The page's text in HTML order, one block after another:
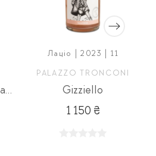
Prosecco Valdobbiadene Settegrammi
Лаціо | 2023 | 11
PALAZZO TRONCONI
Gizziello
1 150 ₴